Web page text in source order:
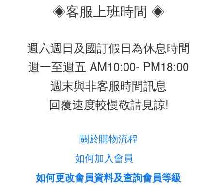
◈客服上班時間 ◈
週六週日及國訂假日為休息時間
週一至週五 AM10:00- PM18:00
週末與非客服時間訊息
回覆速度較慢敬請見諒!
關於購物流程
如何加入會員
如何更改會員資料及查詢會員等級